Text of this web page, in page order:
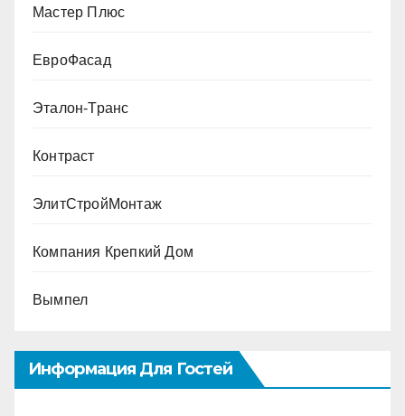
Мастер Плюс
ЕвроФасад
Эталон-Транс
Контраст
ЭлитСтройМонтаж
Компания Крепкий Дом
Вымпел
Информация Для Гостей